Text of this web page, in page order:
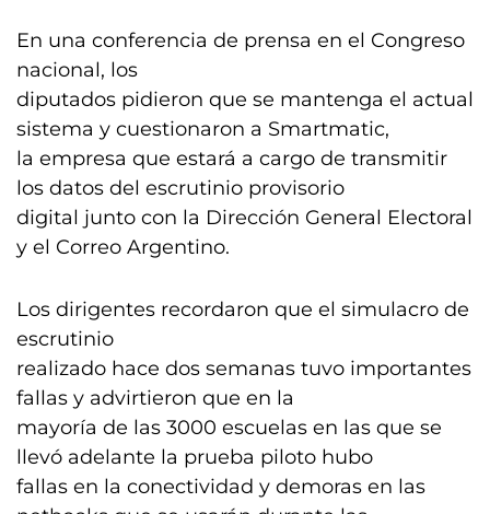
En una conferencia de prensa en el Congreso
nacional, los
diputados pidieron que se mantenga el actual
sistema y cuestionaron a Smartmatic,
la empresa que estará a cargo de transmitir
los datos del escrutinio provisorio
digital junto con la Dirección General Electoral
y el Correo Argentino.
Los dirigentes recordaron que el simulacro de
escrutinio
realizado hace dos semanas tuvo importantes
fallas y advirtieron que en la
mayoría de las 3000 escuelas en las que se
llevó adelante la prueba piloto hubo
fallas en la conectividad y demoras en las